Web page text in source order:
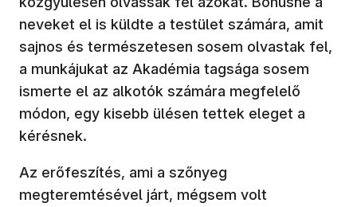
neveket el is küldte a testület számára, amit
sajnos és természetesen sosem olvastak fel,
a munkájukat az Akadémia tagsága sosem
ismerte el az alkotók számára megfelelő
módon, egy kisebb ülésen tettek eleget a
kérésnek.
Az erőfeszítés, ami a szőnyeg
megteremtésével járt, mégsem volt